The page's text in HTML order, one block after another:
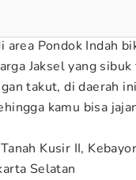
area Pondok Indah
Jaksel yang
takut, di daerah
kamu bisa
Kusir II,
Selatan